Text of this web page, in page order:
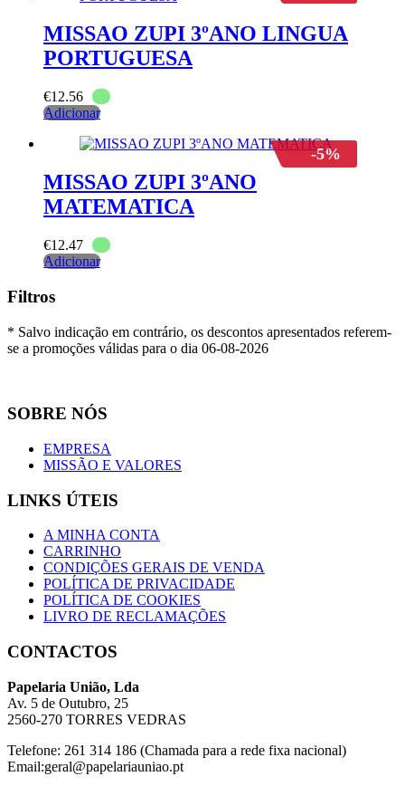
MISSAO ZUPI 3ºANO LINGUA
PORTUGUESA
€12.56
Adicionar
-5%
MISSAO ZUPI 3ºANO
MATEMATICA
€12.47
Adicionar
Filtros
* Salvo indicação em contrário, os descontos apresentados referem-
se a promoções válidas para o dia 06-08-2026
SOBRE NÓS
EMPRESA
MISSÃO E VALORES
LINKS ÚTEIS
A MINHA CONTA
CARRINHO
CONDIÇÕES GERAIS DE VENDA
POLÍTICA DE PRIVACIDADE
POLÍTICA DE COOKIES
LIVRO DE RECLAMAÇÕES
CONTACTOS
Papelaria União, Lda
Av. 5 de Outubro, 25
2560-270 TORRES VEDRAS
Telefone: 261 314 186 (Chamada para a rede fixa nacional)
Email:geral@papelariauniao.pt